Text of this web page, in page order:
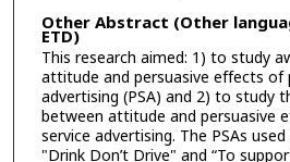
Other Abstract (Other
ETD)
This research aimed: 1) to study
attitude and persuasive effects of
advertising (PSA) and 2) to study
between attitude and persuasive
service advertising. The PSAs
"Drink Don’t Drive" and “To